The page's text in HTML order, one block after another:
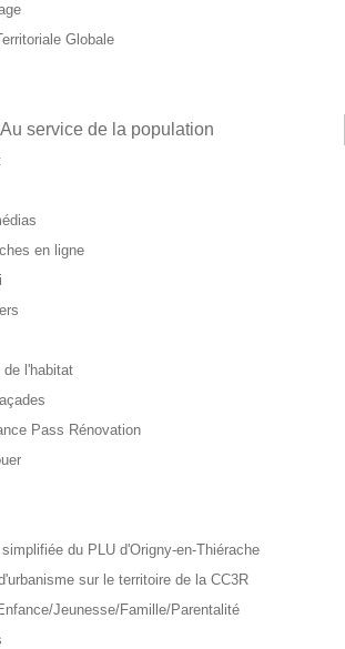
Globale
Au service de la population
en ligne
de l'habitat
Pass Rénovation
du PLU d'Origny-en-Thiérache
sur le territoire de la CC3R
Jeunesse/Famille/Parentalité